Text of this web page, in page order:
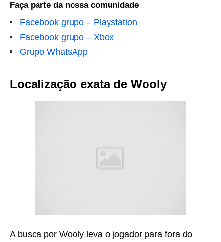
Faça parte da nossa comunidade
Facebook grupo – Playstation
Facebook grupo – Xbox
Grupo WhatsApp
Localização exata de Wooly
A busca por Wooly leva o jogador para fora do